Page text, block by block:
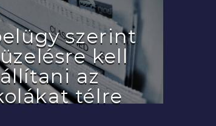
szerint
kell
állítani az
télre